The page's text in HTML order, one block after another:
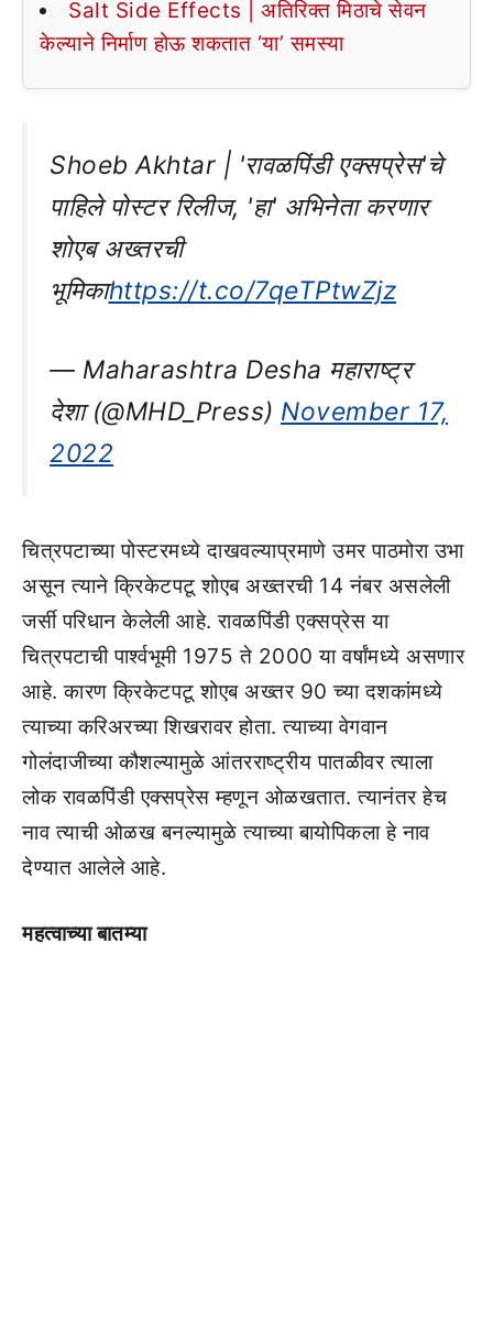
Salt Side Effects | अतिरिक्त मिठाचे सेवन
केल्याने निर्माण होऊ शकतात ‘या’ समस्या
Shoeb Akhtar | 'रावळपिंडी एक्सप्रेस'चे
पाहिले पोस्टर रिलीज, 'हा' अभिनेता करणार
शोएब अख्तरची
भूमिकाhttps://t.co/7qeTPtwZjz
— Maharashtra Desha महाराष्ट्र
देशा (@MHD_Press) November 17,
2022
चित्रपटाच्या पोस्टरमध्ये दाखवल्याप्रमाणे उमर पाठमोरा उभा
असून त्याने क्रिकेटपटू शोएब अख्तरची 14 नंबर असलेली
जर्सी परिधान केलेली आहे. रावळपिंडी एक्सप्रेस या
चित्रपटाची पार्श्वभूमी 1975 ते 2000 या वर्षांमध्ये असणार
आहे. कारण क्रिकेटपटू शोएब अख्तर 90 च्या दशकांमध्ये
त्याच्या करिअरच्या शिखरावर होता. त्याच्या वेगवान
गोलंदाजीच्या कौशल्यामुळे आंतरराष्ट्रीय पातळीवर त्याला
लोक रावळपिंडी एक्सप्रेस म्हणून ओळखतात. त्यानंतर हेच
नाव त्याची ओळख बनल्यामुळे त्याच्या बायोपिकला हे नाव
देण्यात आलेले आहे.
महत्वाच्या बातम्या